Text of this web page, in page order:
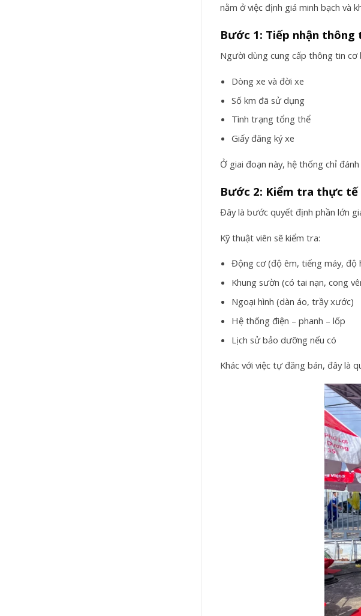
nằm ở việc định giá minh bạch và
Bước 1: Tiếp nhận thông
Người dùng cung cấp thông tin cơ
Dòng xe và đời xe
Số km đã sử dụng
Tình trạng tổng thể
Giấy đăng ký xe
Ở giai đoạn này, hệ thống chỉ
Bước 2: Kiểm tra thực tế
Đây là bước quyết định phần lớn
Kỹ thuật viên sẽ kiểm tra:
Động cơ (độ êm, tiếng máy, độ
Khung sườn (có tai nạn, cong
Ngoại hình (dàn áo, trầy xước)
Hệ thống điện – phanh – lốp
Lịch sử bảo dưỡng nếu có
Khác với việc tự đăng bán, đây là